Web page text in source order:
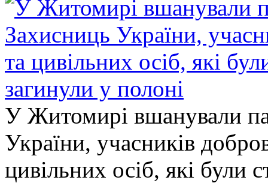
У Житомирі вшанували
України, учасників
цивільних осіб, які були